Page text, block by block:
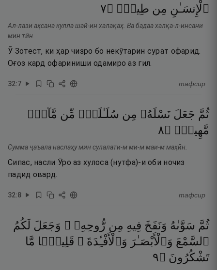
ٱلْإِنسَـٰنِ مِن طِينٍۢ ۝٧
Ал-лази аҳсана кулла шай-ин халақаҳ. Ва бадаа халқа-л-инсани
мин тӣн.
Ӯ Зотест, ки ҳар чизро бо некӯтарин сурат офарид.
Оғоз кард офариниши одамиро аз гил.
32:7 тафсир
ثُمَّ جَعَلَ نَسْلَهُۥ مِن سُلَـٰلَةٍۢ مِّن مَّآءٍۢ
مَّهِينٍۢ ۝٨
Сумма ҷаъала наслаҳу мин сулалати-м ми-м маи-м маҳӣн.
Сипас, насли Ӯро аз хулоса (нутфа)-и оби ночиз
падид овард.
32:8 тафсир
ثُمَّ سَوَّىٰهُ وَنَفَخَ فِيهِ مِن رُّوحِهِۦ ۖ وَجَعَلَ لَكُمُ
ٱلسَّمْعَ وَٱلْأَبْصَـٰرَ وَٱلْأَفْـِٔدَةَ ۚ قَلِيلًۭا مَّا
تَشْكُرُونَ ۝٩